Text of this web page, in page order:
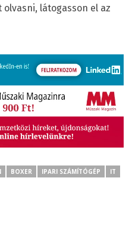
látogasson el az
BOXER IPARI SZÁMÍTÓGÉP
IT